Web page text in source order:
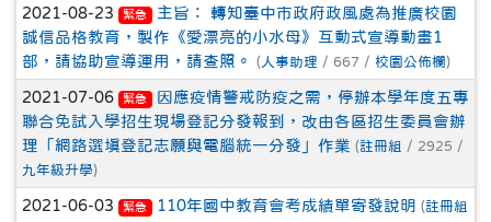
2021-08-23 緊急
主旨： 轉知臺中市政府政風處為推廣校園
誠信品格教育，製作《愛漂亮的小水母》互動式宣導動畫1
部，請協助宣導運用，請查照。 ( 人事助理 / 667 / 校園公佈欄 )
2021-07-06 緊急
因應疫情警戒防疫之需，停辦本學年度五專
聯合免試入學招生現場登記分發報到，改由各區招生委員會辦
理「網路選填登記志願與電腦統一分發」作業 (註冊組 / 2925 /
九年級升學)
2021-06-03 緊急 110年國中教育會考成績單寄發說明 (註冊組